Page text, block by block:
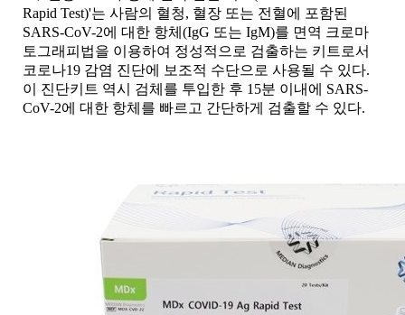
Rapid Test)'는 사람의 혈청, 혈장 또는 전혈에 포함된
SARS-CoV-2에 대한 항체(IgG 또는 IgM)를 면역 크로마
토그래피법을 이용하여 정성적으로 검출하는 키트로서
코로나19 감염 진단에 보조적 수단으로 사용될 수 있다.
이 진단키트 역시 검체를 투입한 후 15분 이내에 SARS-
CoV-2에 대한 항체를 빠르고 간단하게 검출할 수 있다.